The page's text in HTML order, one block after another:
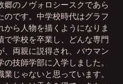
のノヴォロシースクであら
のです。中学校時代はグラフ
から人物を描くようになりま
で学校を卒業し、どんな専門
、両親に説得され、バウマン
技師学部に入学しました。
じゃないと思っています。